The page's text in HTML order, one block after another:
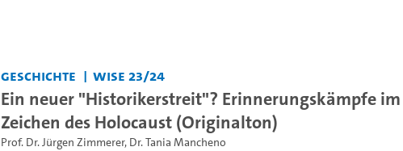
Geschichte WiSe 23/24
Ein neuer "Historikerstreit"? Erinnerungskämpfe im
Zeichen des Holocaust (Originalton)
Prof. Dr. Jürgen Zimmerer, Dr. Tania Mancheno